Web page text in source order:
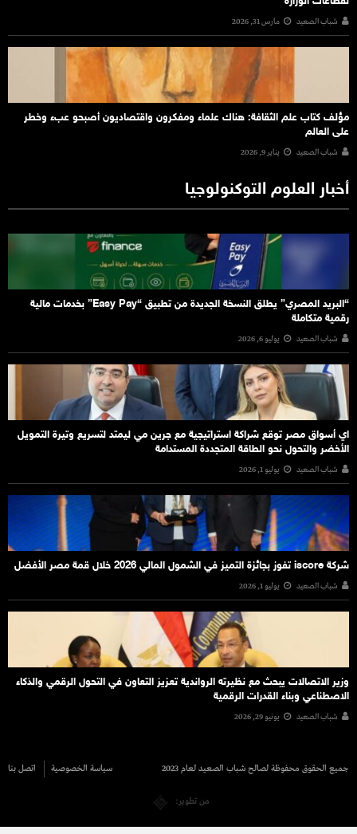
شباب الصعيد مارس 31, 2026
مؤلف كتاب علم الثقافة: هناك علماء ومفكرون واقتصاديون أصبحو عبء وخطر
على العالم
شباب الصعيد يناير 9, 2026
أخبار العلوم التوكنولوجيا
“البريد المصري” يطلق النسخة الجديدة من تطبيق “Easy Pay” بخدمات مالية
رقمية متكاملة
شباب الصعيد يوليو 6, 2026
اي أسواق مصر توقع شراكة استراتيجية مع جرين مي ليمتد لتسريع وتيرة التمويل
الأخضر والتحول نحو الطاقة المتجددة المستدامة
شباب الصعيد يوليو 1, 2026
شركة iscore تفوز بجائزة التميز في الشمول المالي 2026 خلال قمة مصر الأفضل
شباب الصعيد يوليو 1, 2026
وزير الاتصالات يبحث مع نظيرته الرواندية تعزيز التعاون في التحول الرقمي والذكاء
الاصطناعي وبناء القدرات الرقمية
شباب الصعيد يونيو 29, 2026
جميع الحقوق محفوظة لصالح شباب الصعيد لعام 2023 سياسة الخصوصية اتصل بنا
من تطوير: